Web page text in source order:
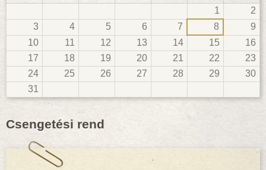
1
2
3
4 5 6 7 8
9
10
11 12 13 14 15
16
17
18 19 20 21 22
23
24
25 26 27 28 29
30
31
Csengetési rend